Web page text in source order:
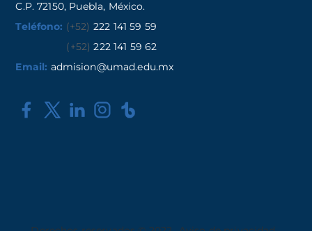
C.P. 72150, Puebla, México.
Teléfono: (+52) 222 141 59 59
(+52) 222 141 59 62
Email: admision@umad.edu.mx